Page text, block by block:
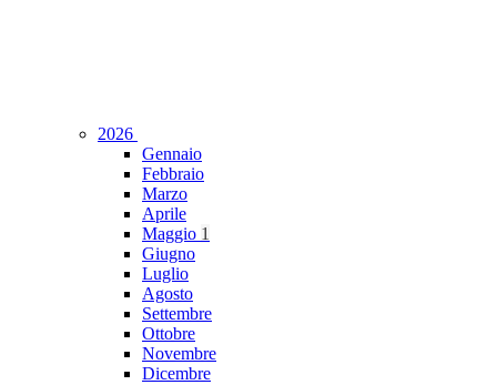
2026
Gennaio
Febbraio
Marzo
Aprile
Maggio 1
Giugno
Luglio
Agosto
Settembre
Ottobre
Novembre
Dicembre